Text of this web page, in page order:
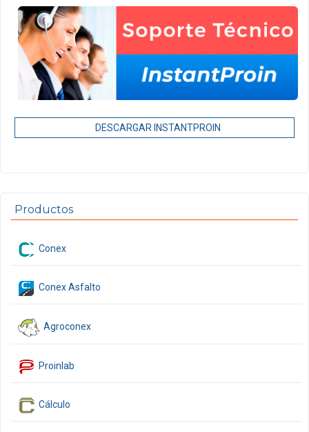
DESCARGAR INSTANTPROIN
Productos
Conex
Conex Asfalto
Agroconex
Proinlab
Cálculo